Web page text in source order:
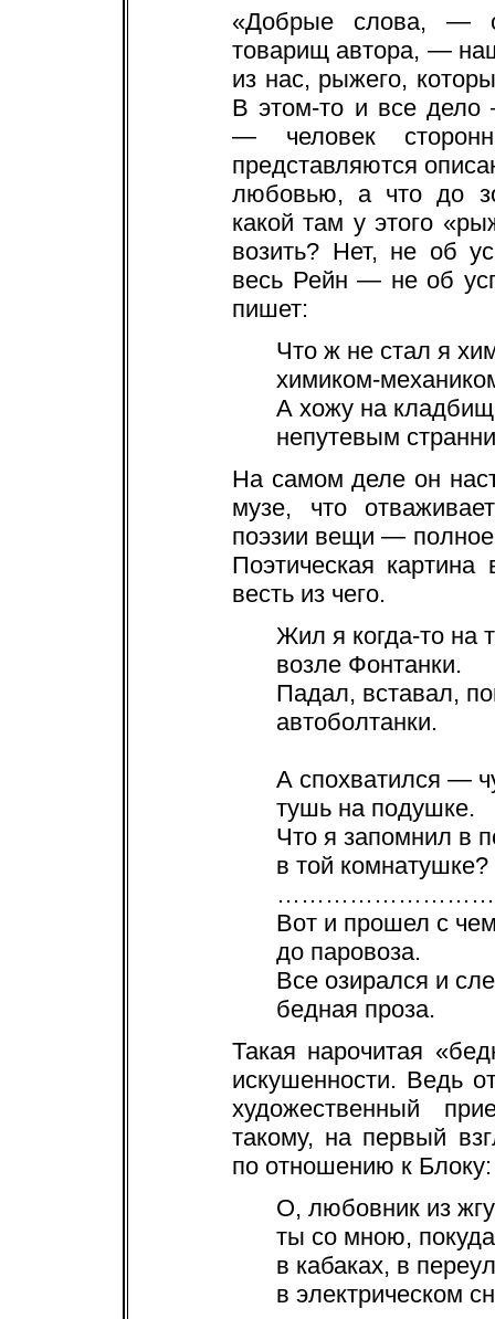
«Добрые слова, —
товарищ автора, —
из нас, рыжего,
В этом-то и все
— человек
представляются
любовью, а что до
какой там у этого
возить? Нет, не об
весь Рейн — не об
пишет:
Что ж не стал я
химиком-
А хожу на
непутевым
На самом деле он
музе, что
поэзии вещи — полное
Поэтическая картина
весть из чего.
Жил я когда-то на
возле Фонтанки.
Падал, вставал,
автоболтанки.
А спохватился —
тушь на подушке.
Что я запомнил в
в той комнатушке?
Вот и прошел с
до паровоза.
Все озирался и
бедная проза.
Такая нарочитая
искушенности. Ведь
художественный
такому, на первый
по отношению к Блоку:
О, любовник из
ты со мною,
в кабаках, в
в электрическом